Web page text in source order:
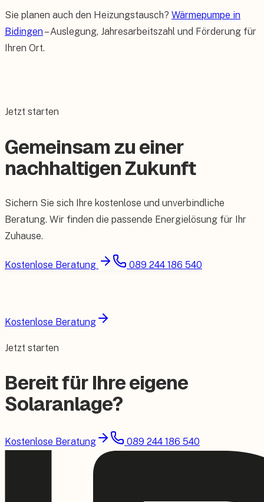
Sie planen auch den Heizungstausch? Wärmepumpe in
Bidingen – Auslegung, Jahresarbeitszahl und Förderung für
Ihren Ort.
Jetzt starten
Gemeinsam zu einer
nachhaltigen Zukunft
Sichern Sie sich Ihre kostenlose und unverbindliche
Beratung. Wir finden die passende Energielösung für Ihr
Zuhause.
Kostenlose Beratung 089 244 186 540
Kostenlose Beratung
Jetzt starten
Bereit für Ihre eigene
Solaranlage?
Kostenlose Beratung 089 244 186 540